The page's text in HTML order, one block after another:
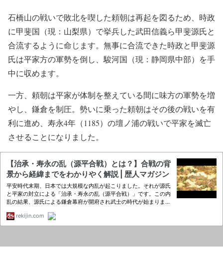
石橋山の戦いで敗北を喫した頼朝は再起を図るため、時政
に甲斐国（現：山梨県）で挙兵した武田信義ら甲斐源氏と
合流するように命じます。無事に合流できた時政と甲斐源
氏は平家方の軍勢を倒し、駿河国（現：静岡県中部）を手
中に収めます。
一方、頼朝は平家が体制を整えている間に味方の軍勢を増
やし、鎌倉を制圧。勢いに乗った頼朝はその後の戦いを有
利に進め、寿永4年（1185）の壇ノ浦の戦いで平家を滅亡
させることになりました。